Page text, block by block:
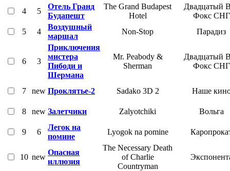
4 5
Отель Гранд
Будапешт
The Grand Budapest
Hotel
Двадцатый
Фокс СНГ
5
4
Воздушный
маршал
Non-Stop Парадиз
6 3
Приключения
мистера
Пибоди и
Шермана
Mr. Peabody &
Sherman
Двадцатый
Фокс СНГ
7 new Проклятье-2 Sadako 3D 2 Наше
8 new Залетчики Zalyotchiki Вольга
9 6
Легок на
помине
Lyogok na pomine
10 new
Опасная
иллюзия
The Necessary Death
of Charlie
Countryman